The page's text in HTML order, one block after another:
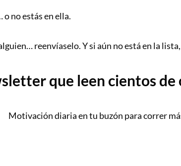
o no estás en ella.
reenvíaselo. Y si aún no está en la
que leen cientos
Motivación diaria en tu buzón para correr